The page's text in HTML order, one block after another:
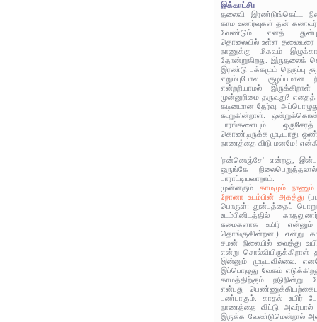
இக்காட்சி:
தலைவி இரண்டுங்கெட்ட
காம உணர்வுகள் தன் கணவர்
வேண்டும் எனத்
தொலைவில் உள்ள தலைவரை
நாணுக்கு மிகவும்
தோன்றுகிறது. இருதலைக்
இரண்டு பக்கமும் நெருப்பு
எறும்புபோல
என்றறியாமல்
முன்னுரிமை தருவது? எதைத்
கடினமான தேர்வு.
கூறுகின்றாள்:
பாரங்களையும்
கொண்டிருக்க முடியாது.
நாணத்தை விடு மனமே!
'நன்னெஞ்சே' என்றது,
ஒருங்கே
பாராட்டியவாறாம்.
முன்னரும் காமமும்
நோனா உடம்பின் அகத்து
பொருள்: துன்பத்தைப்
உடம்பினிடத்தில்
சுமைகளாக உயிர் என்னும்
தொங்குகின்றன.) என்று
சமன் நிலையில் வைத்து
என்று சொல்லியிருக்கிறாள்
இன்னும் முடியவில்லை.
இப்பொழுது வேகம்
காமத்திற்கும் நடுநின்று
என்பது
பண்பாகும். காதல் உயிர்
நாணத்தை விட்டு
இருக்க வேண்டுமென்றால்